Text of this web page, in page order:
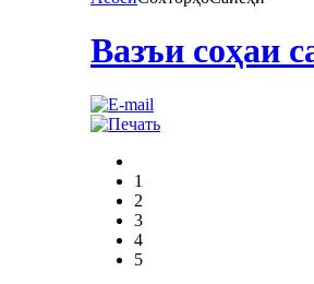
Вазъи соҳаи
1
2
3
4
5